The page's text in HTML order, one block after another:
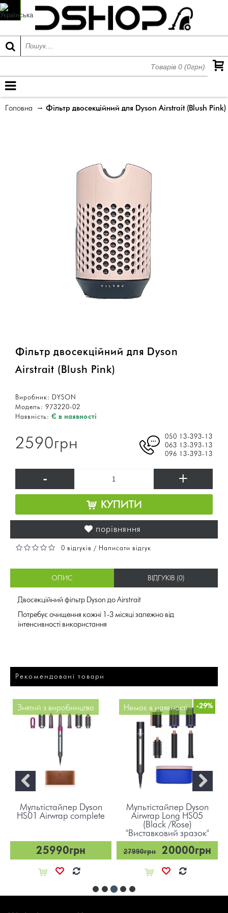
Товарів 0 (0грн)
Головна Фільтр двосекційний для Dyson Airstrait (Blush Pink)
Фільтр двосекційний для Dyson
Airstrait (Blush Pink)
Виробник: DYSON
Модель: 973220-02
Наявність: Є в наявності
050 13-393-13
063 13-393-13
096 13-393-13
2590грн
- +
КУПИТИ
порівняння
0 відгуків / Написати відгук
ОПИС ВІДГУКІВ (0)
Двосекційний фільтр Dyson до Airstrait
Потребує очищення кожні 1-3 місяці залежно від
інтенсивності використання
Рекомендовані товари
Знятий з виробництва
Мультістайлер Dyson
HS01 Airwrap complete
25990грн
-29%
Немає в наявності
Мультістайлер Dyson
Airwrap Long HS05
(Black /Rose)
"Виставковий зразок"
27990грн 20000грн